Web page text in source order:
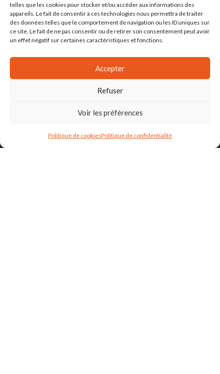
telles que les cookies pour stocker et/ou accéder aux informations des
appareils. Le fait de consentir à ces technologies nous permettra de traiter
des données telles que le comportement de navigation ou les ID uniques sur
ce site. Le fait de ne pas consentir ou de retirer son consentement peut avoir
un effet négatif sur certaines caractéristiques et fonctions.
Accepter
Refuser
Voir les préférences
Politique de cookiesPolitique de confidentialité
DEMANDER UN DEVIS
Tendance Déco – JUILLET 2026